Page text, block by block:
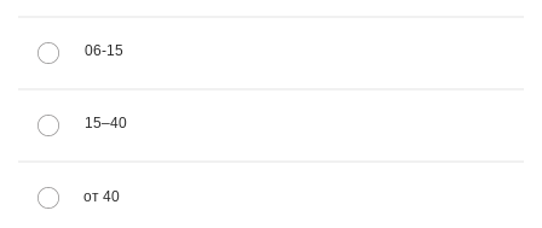
06-15
15–40
от 40